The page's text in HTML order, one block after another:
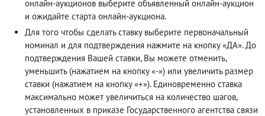
онлайн-аукционов выберите объявленный онлайн-аукцион
и ожидайте старта онлайн-аукциона.
Для того чтобы сделать ставку выберите первоначальный
номинал и для подтверждения нажмите на кнопку «ДА». До
подтверждения Вашей ставки, Вы можете отменить,
уменьшить (нажатием на кнопку «-») или увеличить размер
ставки (нажатием на кнопку «+»). Единовременно ставка
максимально может увеличиться на количество шагов,
установленных в приказе Государственного агентства связи